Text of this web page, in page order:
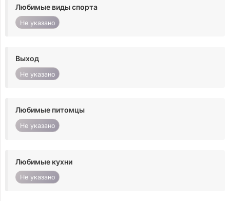
Любимые виды спорта
Не указано
Выход
Не указано
Любимые питомцы
Не указано
Любимые кухни
Не указано